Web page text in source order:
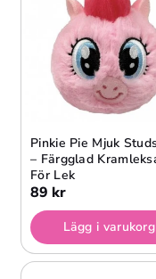
Pinkie Pie Mjuk
– Färgglad
För Lek
89 kr
Lägg i varukorg